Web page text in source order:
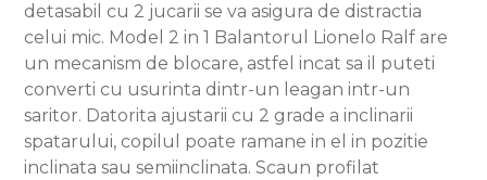
detasabil cu 2 jucarii se va asigura de distractia
celui mic. Model 2 in 1 Balantorul Lionelo Ralf are
un mecanism de blocare, astfel incat sa il puteti
converti cu usurinta dintr-un leagan intr-un
saritor. Datorita ajustarii cu 2 grade a inclinarii
spatarului, copilul poate ramane in el in pozitie
inclinata sau semiinclinata. Scaun profilat